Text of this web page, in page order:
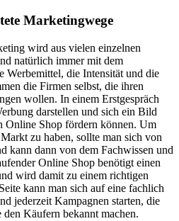
Marketingwege
wird aus vielen einzelnen
natürlich immer mit dem
Werbemittel, die Intensität und die
die Firmen selbst, die ihren
wollen. In einem Erstgespräch
darstellen und sich ein Bild
Online Shop fördern können. Um
zu haben, sollte man sich von
kann dann von dem Fachwissen und
Online Shop benötigt einen
wird damit zu einem richtigen
kann man sich auf eine fachlich
jederzeit Kampagnen starten, die
Käufern bekannt machen.